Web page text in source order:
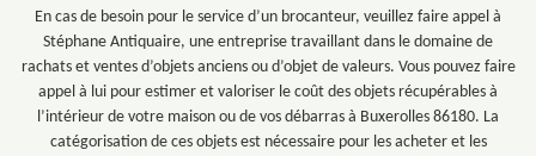
En cas de besoin pour le service d’un brocanteur, veuillez faire appel à
Stéphane Antiquaire, une entreprise travaillant dans le domaine de
rachats et ventes d’objets anciens ou d’objet de valeurs. Vous pouvez faire
appel à lui pour estimer et valoriser le coût des objets récupérables à
l’intérieur de votre maison ou de vos débarras à Buxerolles 86180. La
catégorisation de ces objets est nécessaire pour les acheter et les